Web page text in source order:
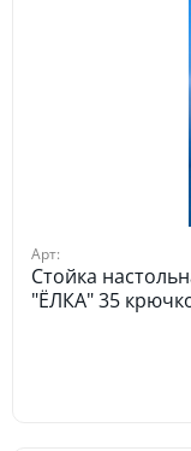
Арт:
Стойка
"ЁЛКА" 35